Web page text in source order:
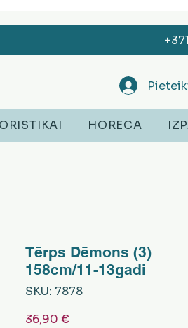
HORECA
Tērps Dēmons (3)
158cm/11-13gadi
SKU: 7878
36,90 €